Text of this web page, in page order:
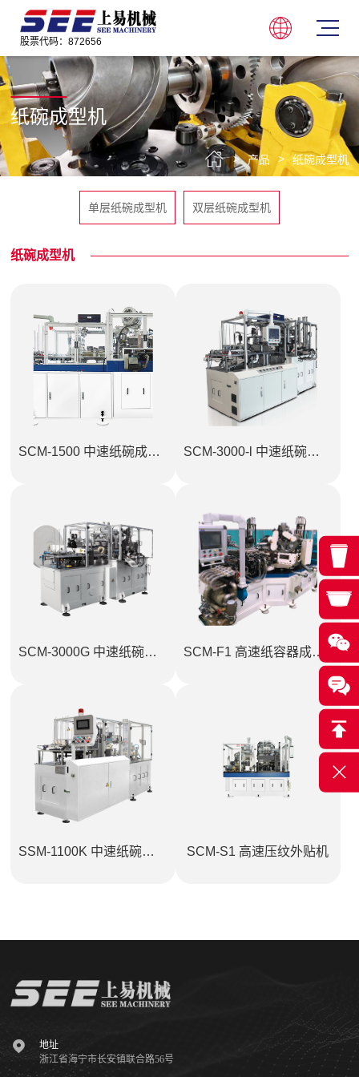
纸碗成型机
> 产品 > 纸碗成型机
单层纸碗成型机 双层纸碗成型机
纸碗成型机
SCM-1500 中速纸碗成型机 SCM-3000-l 中速纸碗成型机
SCM-3000G 中速纸碗成型机 SCM-F1 高速纸容器成型机
SSM-1100K 中速纸碗贴面机 SCM-S1 高速压纹外贴机

地址
浙江省海宁市长安镇联合路56号